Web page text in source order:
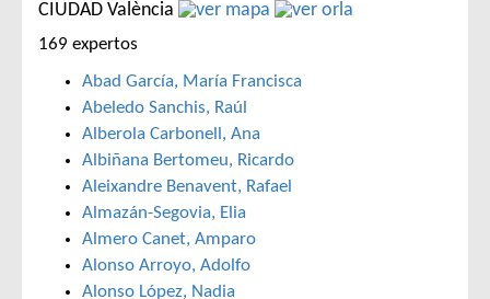
CIUDAD València
169 expertos
Abad García, María Francisca
Abeledo Sanchis, Raúl
Alberola Carbonell, Ana
Albiñana Bertomeu, Ricardo
Aleixandre Benavent, Rafael
Almazán-Segovia, Elia
Almero Canet, Amparo
Alonso Arroyo, Adolfo
Alonso López, Nadia